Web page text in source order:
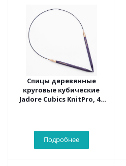
Спицы деревянные
круговые кубические
Jadore Cubics KnitPro, 40
Подробнее